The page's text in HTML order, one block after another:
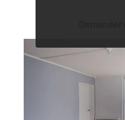
BEZONS 95
60,75 m
Appartement à